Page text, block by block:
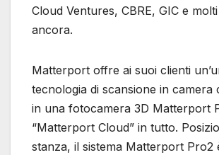
Cloud Ventures, CBRE, GIC e
ancora.
Matterport offre ai suoi clienti
tecnologia di scansione in camera
in una fotocamera 3D Matterport
“Matterport Cloud” in tutto.
stanza, il sistema Matterport Pro2